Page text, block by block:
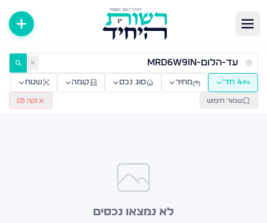
דירות למכירה ולהשכרה — רשות היחיד ✕
4 חד׳ מחיר סוג נכס קומה שטח
שמור חיפוש נקה (2
)
לא נמצאו נכסים